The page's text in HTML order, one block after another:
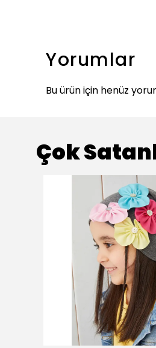
Yorumlar
Bu ürün için henüz
Çok